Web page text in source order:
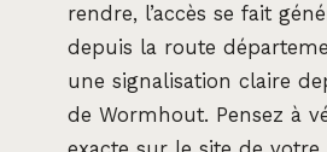
rendre, l’accès se fait
depuis la route
une signalisation claire
de Wormhout. Pensez à